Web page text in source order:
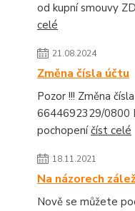
od kupní smouvy
celé
21.08.2024
Změna čísla účtu
Pozor !!! Změna
6644692329/0800
pochopeníčíst celé
18.11.2021
Na názorech
Nově se můžete